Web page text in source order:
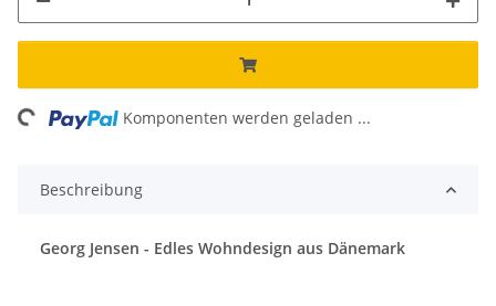
Komponenten werden geladen ...
Beschreibung
Georg Jensen - Edles Wohndesign aus Dänemark